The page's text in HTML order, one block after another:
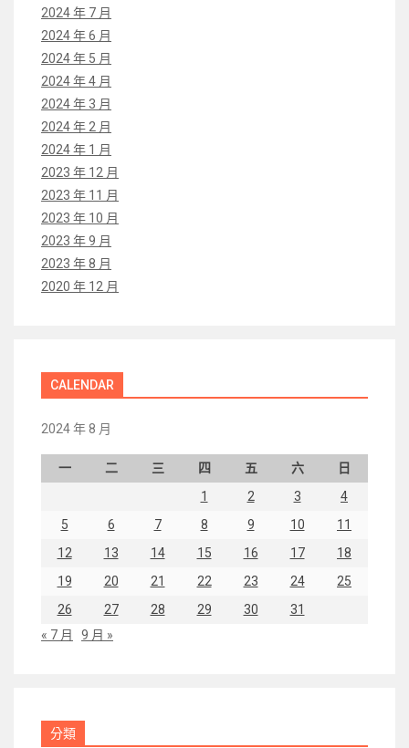
2024 年 7 月
2024 年 6 月
2024 年 5 月
2024 年 4 月
2024 年 3 月
2024 年 2 月
2024 年 1 月
2023 年 12 月
2023 年 11 月
2023 年 10 月
2023 年 9 月
2023 年 8 月
2020 年 12 月
CALENDAR
2024 年 8 月
一 二 三 四 五 六
日
1
2 3
4
5
6 7 8 9 10
11
12
13 14 15 16 17
18
19
20 21 22 23 24
25
26
27 28 29 30
31
« 7 月
9 月 »
分類